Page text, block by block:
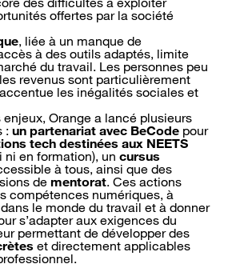
offertes par la société
, liée à un manque de
à des outils adaptés, limite
du travail. Les personnes peu
revenus sont particulièrement
les inégalités sociales et
enjeux, Orange a lancé plusieurs
: un partenariat avec BeCodepour
tech destinées aux NEETS
en formation), un cursus
à tous, ainsi que des
de mentorat. Ces actions
compétences numériques, à
le monde du travail et à donner
s’adapter aux exigences du
permettant de développer des
et directement applicables